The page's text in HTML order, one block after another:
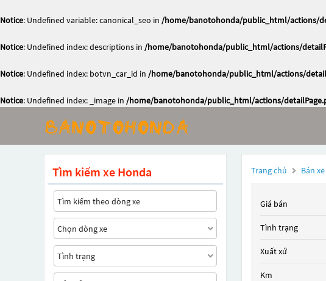
Notice: Undefined variable: canonical_seo in /home/banotohonda/public_html/actions/
Notice: Undefined index: descriptions in /home/banotohonda/public_html/actions/
Notice: Undefined index: botvn_car_id in /home/banotohonda/public_html/actions/
Notice: Undefined index: _image in /home/banotohonda/public_html/actions/
Trang chủ Bán
Giá bán
Tình trạng
Xuất xứ
Km
Tìm kiếm xe Honda